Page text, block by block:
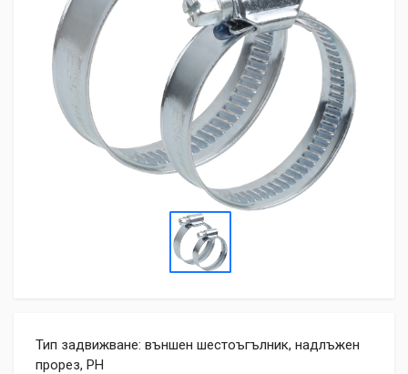
Тип задвижване: външен шестоъгълник, надлъжен
прорез, PH